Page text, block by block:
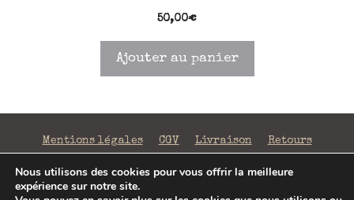
50,00€
Ajouter au panier
Mentions légales CGV Livraison Retours
Confidentialité
©2026 La Fabrique de Mots Magiques | SIRET 797 938
Nous utilisons des cookies pour vous offrir la meilleure
expérience sur notre site.